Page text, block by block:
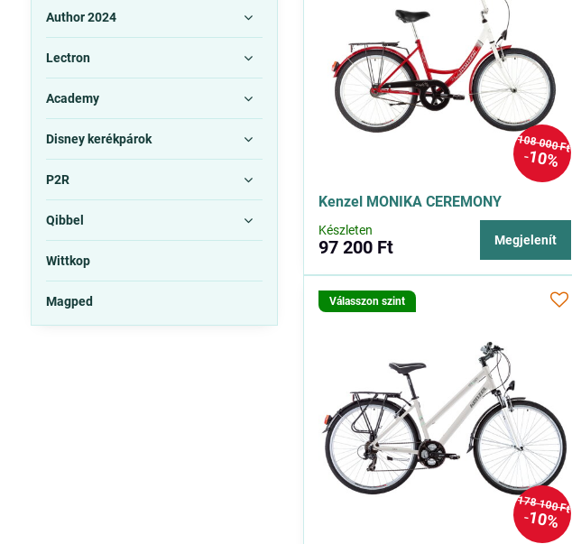
108 000 Ft
10%
Kenzel MONIKA CEREMONY
Készleten
97 200 Ft Megjelenít
178 100 Ft
10%
Válasszon szint
Author 2024
Lectron
Academy
Disney kerékpárok
P2R
Qibbel
Wittkop
Magped